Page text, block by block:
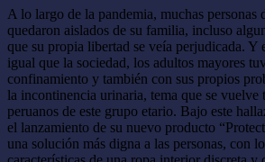
A lo largo de la pandemia, muchas personas
quedaron aislados de su familia, incluso
que su propia libertad se veía perjudicada. Y
igual que la sociedad, los adultos mayores
confinamiento y también con sus propios
la incontinencia urinaria, tema que se vuelve
peruanos de este grupo etario. Bajo este
el lanzamiento de su nuevo producto
una solución más digna a las personas, con